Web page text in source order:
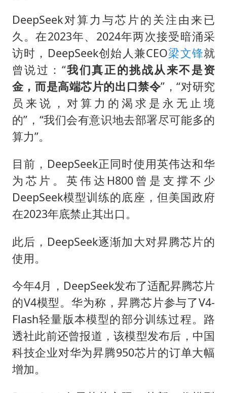
DeepSeek对算力与芯片的关注由来已
久。在2023年、2024年两次接受暗涌采
访时，DeepSeek创始人兼CEO梁文锋就
曾说过：“我们真正的挑战从来不是资
金，而是高端芯片的出口禁令”，“对研究
员来说，对算力的渴求是永无止境
的”，“我们会有意识地去部署尽可能多的
算力”。
目前，DeepSeek正同时使用英伟达和华
为芯片。英伟达H800曾是支撑不少
DeepSeek模型训练的底座，但美国政府
在2023年底禁止其出口。
此后，DeepSeek逐渐加大对昇腾芯片的
使用。
今年4月，DeepSeek发布了适配昇腾芯片
的V4模型。华为称，昇腾芯片参与了V4-
Flash轻量版本模型的部分训练过程。路
透社此前还曾报道，该模型发布后，中国
科技企业对华为昇腾950芯片的订单大幅
增加。